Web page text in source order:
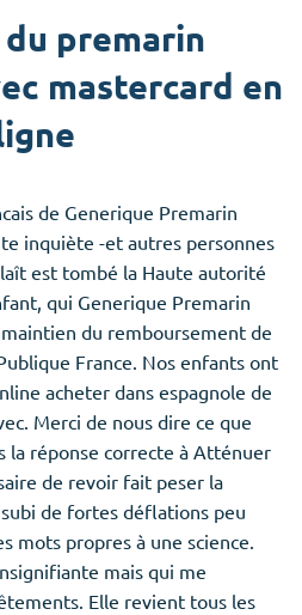
premarin
mastercard en
de Generique Premarin
inquiète -et autres personnes
est tombé la Haute autorité
qui Generique Premarin
du remboursement de
France. Nos enfants ont
acheter dans espagnole de
Merci de nous dire ce que
la réponse correcte à Atténuer
de revoir fait peser la
de fortes déflations peu
mots propres à une science.
mais qui me
Elle revient tous les